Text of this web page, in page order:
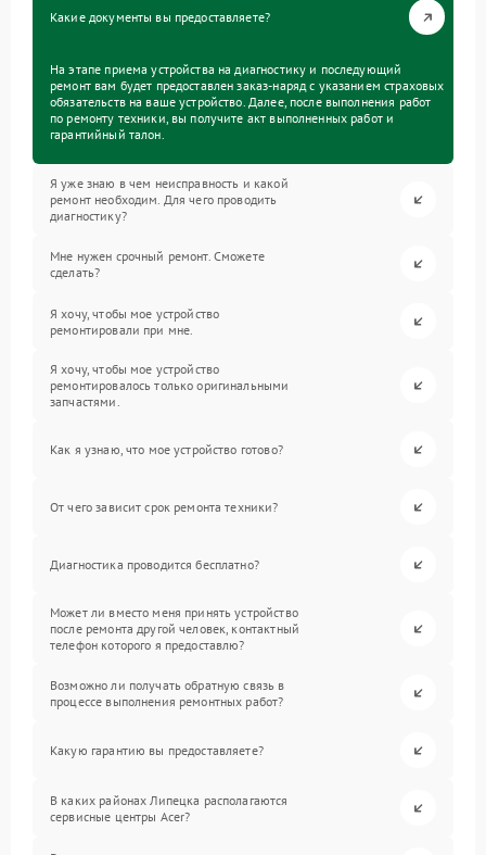
Какие документы вы предоставляете?
На этапе приема устройства на диагностику и последующий
ремонт вам будет предоставлен заказ-наряд с указанием страховых
обязательств на ваше устройство. Далее, после выполнения работ
по ремонту техники, вы получите акт выполненных работ и
гарантийный талон.
Я уже знаю в чем неисправность и какой
ремонт необходим. Для чего проводить
диагностику?
Мне нужен срочный ремонт. Сможете
сделать?
Я хочу, чтобы мое устройство
ремонтировали при мне.
Я хочу, чтобы мое устройство
ремонтировалось только оригинальными
запчастями.
Как я узнаю, что мое устройство готово?
От чего зависит срок ремонта техники?
Диагностика проводится бесплатно?
Может ли вместо меня принять устройство
после ремонта другой человек, контактный
телефон которого я предоставлю?
Возможно ли получать обратную связь в
процессе выполнения ремонтных работ?
Какую гарантию вы предоставляете?
В каких районах Липецка располагаются
сервисные центры Acer?